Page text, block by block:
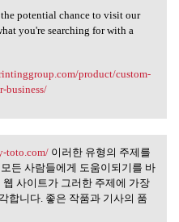
the potential
potential chance to visit our
you're searching for with a
product/custom-
business/
toto.com/ 이러한
toto.com/이러한 유형의 주제를
든 사람들에게 도움이되기를 바
웹 사이트가 그러한 주제에 가장
합니다. 좋은 작품과 기사의 품